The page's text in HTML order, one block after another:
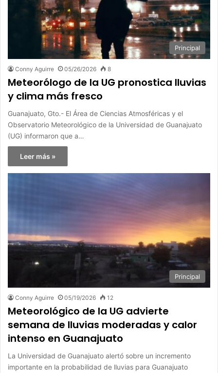
Principal
Conny Aguirre 05/26/2026 8
Meteorólogo de la UG pronostica lluvias
y clima más fresco
Guanajuato, Gto.- El Área de Ciencias Atmosféricas y el
Observatorio Meteorológico de la Universidad de Guanajuato
(UG) informaron que a…
Leer más »
Principal
Conny Aguirre 05/19/2026 12
Meteorológico de la UG advierte
semana de lluvias moderadas y calor
intenso en Guanajuato
La Universidad de Guanajuato alertó sobre un incremento
importante en la probabilidad de lluvias para Guanajuato